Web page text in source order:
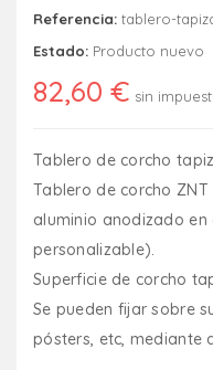
Referencia: tablero-
Estado: Producto nuevo
82,60 € sin
Tablero de corcho
Tablero de corcho
aluminio anodizado
personalizable).
Superficie de corcho
Se pueden fijar sobre
pósters, etc, mediante